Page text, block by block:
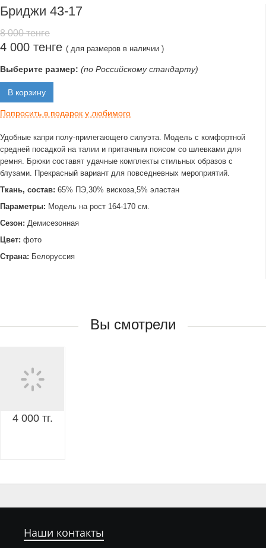
Бриджи 43-17
8 000 тенге
4 000 тенге ( для размеров в наличии )
Выберите размер: (по Российскому стандарту)
В корзину
Попросить в подарок у любимого
Удобные капри полу-прилегающего силуэта. Модель с комфортной
средней посадкой на талии и притачным поясом со шлевками для
ремня. Брюки составят удачные комплекты стильных образов с
блузами. Прекрасный вариант для повседневных мероприятий.
Ткань, состав: 65% ПЭ,30% вискоза,5% эластан
Параметры: Модель на рост 164-170 см.
Сезон: Демисезонная
Цвет: фото
Страна: Белоруссия
Вы смотрели
4 000 тг.
Наши контакты